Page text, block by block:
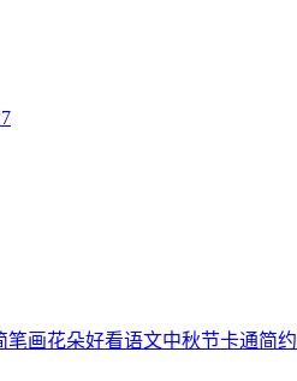
笔画花朵好看语文中秋节卡通简约